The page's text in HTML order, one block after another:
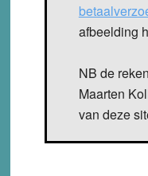
afbeelding
NB de
Maarten
van deze